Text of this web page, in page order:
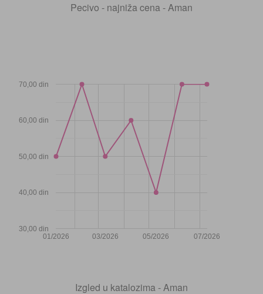
Pecivo - najniža cena - Aman
01/2026 03/2026 05/2026 07/2026
30,00 din
40,00 din
50,00 din
60,00 din
70,00 din
Izgled u katalozima - Aman